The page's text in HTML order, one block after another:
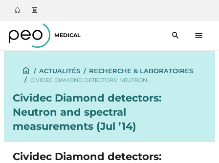
MEDICAL
/ ACTUALITÉS / RECHERCHE & LABORATOIRES
/ CIVIDEC DIAMOND DETECTORS: NEUTRON…
Cividec Diamond detectors:
Neutron and spectral
measurements (Jul ’14)
Cividec Diamond detectors: